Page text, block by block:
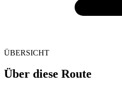
ÜBERSICHT
Über diese Route